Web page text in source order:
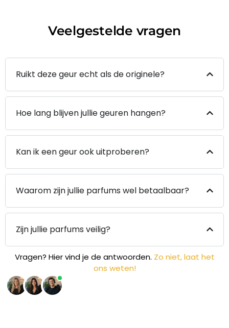
Veelgestelde vragen
Ruikt deze geur echt als de originele?
Hoe lang blijven jullie geuren hangen?
Kan ik een geur ook uitproberen?
Waarom zijn jullie parfums wel betaalbaar?
Zijn jullie parfums veilig?
Vragen? Hier vind je de antwoorden. Zo niet, laat het
ons weten!